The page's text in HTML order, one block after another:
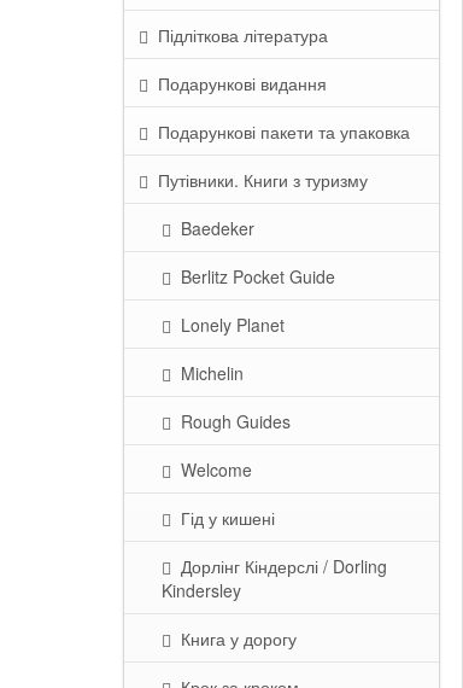
Підліткова література
Подарункові видання
Подарункові пакети та упаковка
Путівники. Книги з туризму
Baedeker
Berlitz Pocket Guide
Lonely Planet
Michelin
Rough Guides
Welcome
Гід у кишені
Дорлінг Кіндерслі / Dorling
Kindersley
Книга у дорогу
Купити
Улюблена абетка. Ірина
Таке велике слоненя. Ірина